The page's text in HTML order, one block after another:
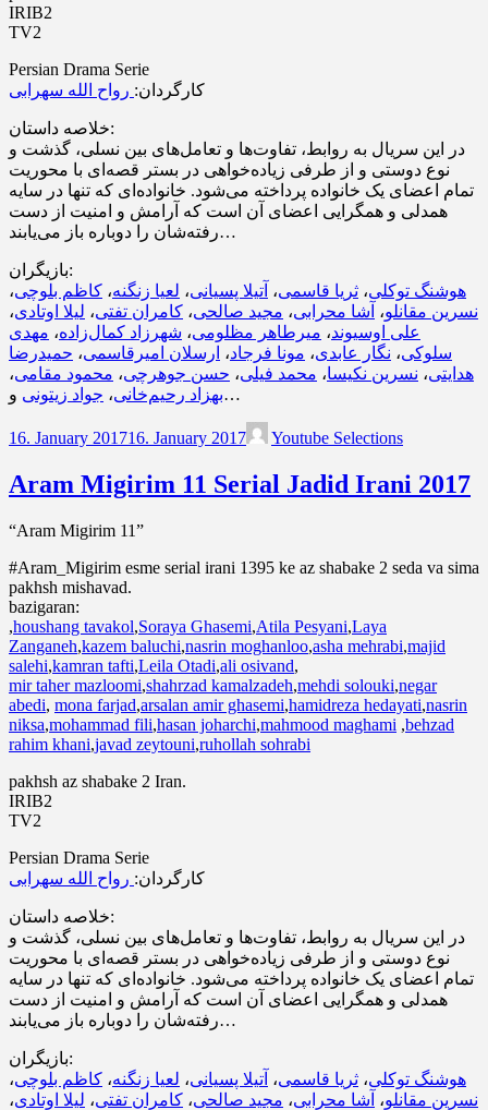
IRIB2
TV2
Persian Drama Serie
کارگردان: رواح الله سهرابی
خلاصه داستان:
در این سریال به روابط، تفاوت‌ها و تعامل‌های بین نسلی، گذشت و
نوع دوستی و از طرفی زیاده‌خواهی در بستر قصه‌ای با محوریت
تمام اعضای یک خانواده پرداخته می‌شود. خانواده‌ای که تنها در سایه
همدلی و همگرایی اعضای آن است که آرامش و امنیت از دست
رفته‌شان را دوباره باز می‌یابند…
بازیگران:
هوشنگ توکلی، ثریا قاسمی، آتیلا پسیانی، لعیا زنگنه، کاظم بلوچی،
نسرین مقانلو، آشا محرابی، مجید صالحی، کامران تفتی، لیلا اوتادی،
علی اوسیوند، میرطاهر مظلومی، شهرزاد کمال‌زاده، مهدی
سلوکی، نگار عابدی، مونا فرجاد، ارسلان امیرقاسمی، حمیدرضا
هدایتی، نسرین نکیسا، محمد فیلی، حسن جوهرچی، محمود مقامی،
بهزاد رحیم‌خانی، جواد زیتونی و…
16. January 201716. January 2017 Youtube Selections
Aram Migirim 11 Serial Jadid Irani 2017
“Aram Migirim 11”
#Aram_Migirim esme serial irani 1395 ke az shabake 2 seda va sima
pakhsh mishavad.
bazigaran:
,houshang tavakol,Soraya Ghasemi,Atila Pesyani,Laya
Zanganeh,kazem baluchi,nasrin moghanloo,asha mehrabi,majid
salehi,kamran tafti,Leila Otadi,ali osivand,
mir taher mazloomi,shahrzad kamalzadeh,mehdi solouki,negar
abedi, mona farjad,arsalan amir ghasemi,hamidreza hedayati,nasrin
niksa,mohammad fili,hasan joharchi,mahmood maghami ,behzad
rahim khani,javad zeytouni,ruhollah sohrabi
pakhsh az shabake 2 Iran.
IRIB2
TV2
Persian Drama Serie
کارگردان: رواح الله سهرابی
خلاصه داستان:
در این سریال به روابط، تفاوت‌ها و تعامل‌های بین نسلی، گذشت و
نوع دوستی و از طرفی زیاده‌خواهی در بستر قصه‌ای با محوریت
تمام اعضای یک خانواده پرداخته می‌شود. خانواده‌ای که تنها در سایه
همدلی و همگرایی اعضای آن است که آرامش و امنیت از دست
رفته‌شان را دوباره باز می‌یابند…
بازیگران:
هوشنگ توکلی، ثریا قاسمی، آتیلا پسیانی، لعیا زنگنه، کاظم بلوچی،
نسرین مقانلو، آشا محرابی، مجید صالحی، کامران تفتی، لیلا اوتادی،